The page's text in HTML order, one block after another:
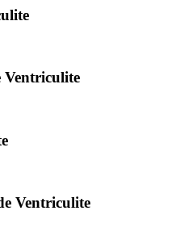
Ventriculite
Ventriculite